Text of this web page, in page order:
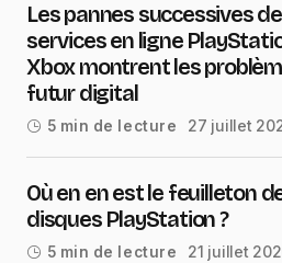
Les pannes successives
services en ligne
Xbox montrent les
futur digital
5 min de lecture 27 juillet
Où en en est le feuilleton
disques PlayStation ?
5 min de lecture 21 juillet